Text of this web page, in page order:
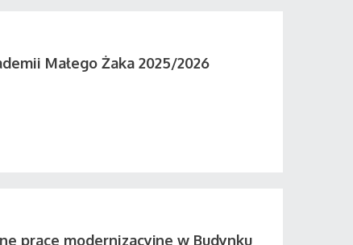
Małego Żaka 2025/2026
prace modernizacyjne w Budynku